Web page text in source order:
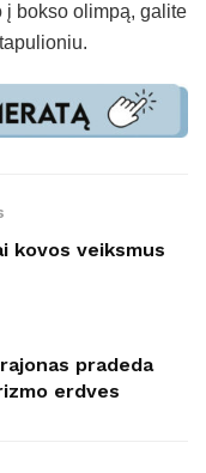
į bokso olimpą, galite
kovos veiksmus
pradeda
erdves